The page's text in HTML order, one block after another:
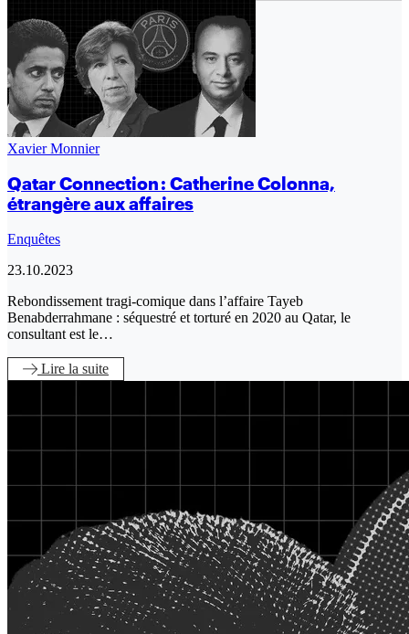
Xavier Monnier
Qatar Connection : Catherine Colonna,
étrangère aux affaires
Enquêtes
23.10.2023
Rebondissement tragi-comique dans l’affaire Tayeb
Benabderrahmane : séquestré et torturé en 2020 au Qatar, le
consultant est le…
Lire la suite